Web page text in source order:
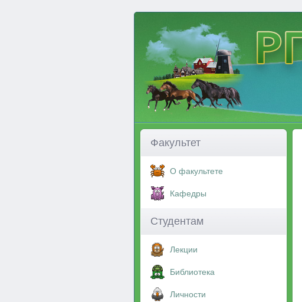
Факультет
О факультете
Кафедры
Студентам
Лекции
Библиотека
Личности